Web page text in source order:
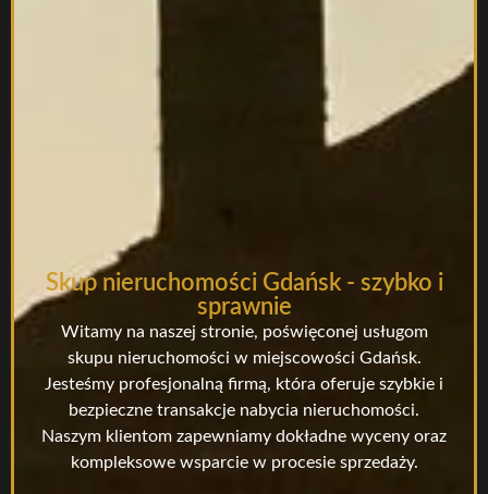
Skup nieruchomości Gdańsk - szybko i
sprawnie
Witamy na naszej stronie, poświęconej usługom
skupu nieruchomości w miejscowości Gdańsk.
Jesteśmy profesjonalną firmą, która oferuje szybkie i
bezpieczne transakcje nabycia nieruchomości.
Naszym klientom zapewniamy dokładne wyceny oraz
kompleksowe wsparcie w procesie sprzedaży.